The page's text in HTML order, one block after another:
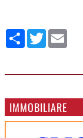
Condividi
Twitter
IMMOBILIARE